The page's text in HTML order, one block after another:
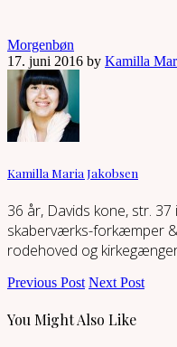
Morgenbøn
17. juni 2016 by Kamilla
Kamilla Maria Jakobsen
36 år, Davids kone, str.
skaberværks-forkæmper
rodehoved og
Previous Post Next Post
You Might Also Like